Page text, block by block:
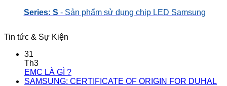
Series: S - Sản phẩm sử dụng chip LED Samsung
Tin tức & Sự Kiện
31
Th3
EMC LÀ GÌ ?
SAMSUNG: CERTIFICATE OF ORIGIN FOR DUHAL